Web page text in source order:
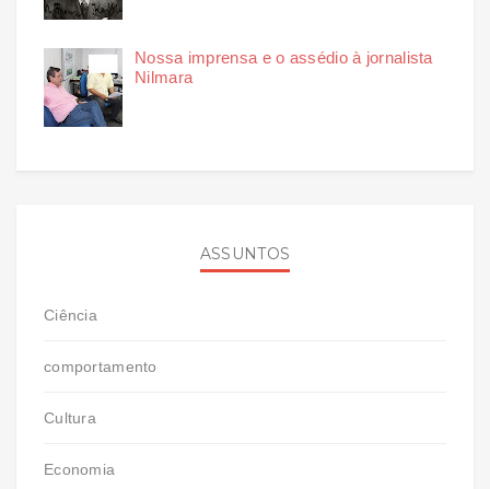
Nossa imprensa e o assédio à jornalista
Nilmara
ASSUNTOS
Ciência
comportamento
Cultura
Economia